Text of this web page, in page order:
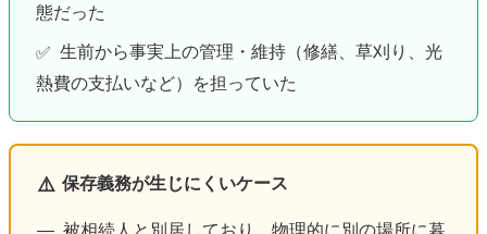
態だった
✅ 生前から事実上の管理・維持（修繕、草刈り、光
熱費の支払いなど）を担っていた
⚠️ 保存義務が生じにくいケース
被相続人と別居しており、物理的に別の場所に暮